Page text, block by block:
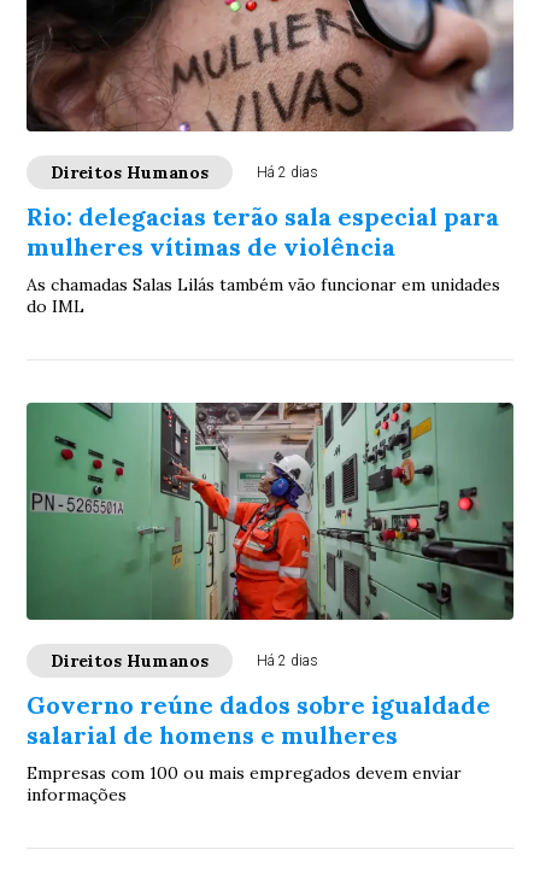
Direitos Humanos Há 2 dias
Rio: delegacias terão sala especial para
mulheres vítimas de violência
As chamadas Salas Lilás também vão funcionar em unidades
do IML
Direitos Humanos Há 2 dias
Governo reúne dados sobre igualdade
salarial de homens e mulheres
Empresas com 100 ou mais empregados devem enviar
informações